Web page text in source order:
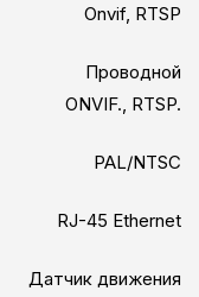
Onvif, RTSP
Проводной
ONVIF., RTSP.
PAL/NTSC
RJ-45 Ethernet
Датчик движения